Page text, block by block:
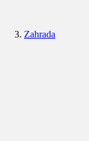
Zahrada